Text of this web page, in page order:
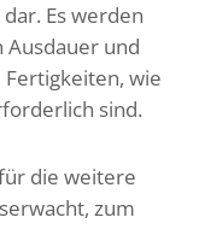
Es werden
und
wie
sind.
die weitere
zum